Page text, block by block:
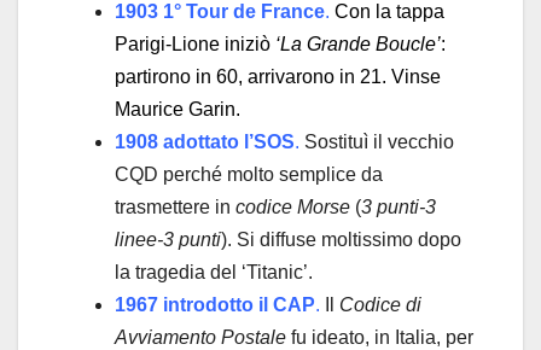
1903 1° Tour de France. Con la tappa
Parigi-Lione iniziò ‘La Grande Boucle’:
partirono in 60, arrivarono in 21. Vinse
Maurice Garin.
1908 adottato l’SOS. Sostituì il vecchio
CQD perché molto semplice da
trasmettere in codice Morse (3 punti-3
linee-3 punti). Si diffuse moltissimo dopo
la tragedia del ‘Titanic’.
1967 introdotto il CAP.
Codice di
Avviamento Postale fu ideato, in Italia, per